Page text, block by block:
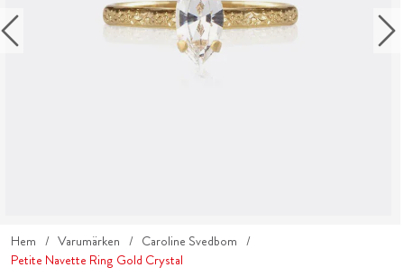
Hem Varumärken
Caroline Svedbom
Petite Navette Ring Gold Crystal